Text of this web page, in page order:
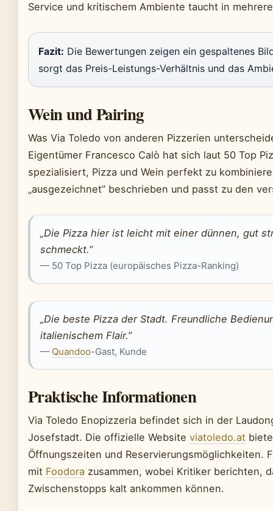
Service und kritischem Ambiente taucht in
Fazit: Die Bewertungen zeigen ein gespaltenes
sorgt das Preis-Leistungs-Verhältnis und das
Wein und Pairing
Was Via Toledo von anderen Pizzerien
Eigentümer Francesco Calò hat sich laut 50 Top
spezialisiert, Pizza und Wein perfekt zu
„ausgezeichnet” beschrieben und passt zu den
„Die Pizza hier ist leicht mit einer dünnen, gut
schmeckt.”
— 50 Top Pizza (europäisches Pizza-Ranking)
„Die beste Pizza der Stadt. Freundliche
italienischem Flair.”
— Quandoo-Gast, Kunde
Praktische Informationen
Via Toledo Enopizzeria befindet sich in der
Josefstadt. Die offizielle Website viatoledo.at
Öffnungszeiten und Reservierungsmöglichkeiten.
mit Foodora zusammen, wobei Kritiker berichten,
Zwischenstopps kalt ankommen können.